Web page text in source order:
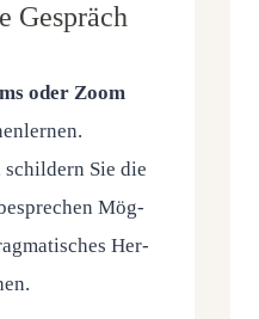
Gespräch
oder Zoom
schil­dern Sie die
Mög­
Her­